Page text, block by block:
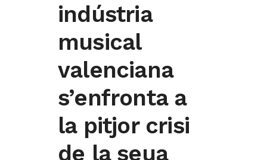
indústria
musical
valenciana
s’enfronta a
la pitjor crisi
de la seua